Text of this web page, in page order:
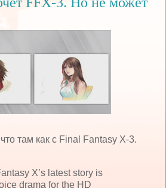
там как с Final Fantasy X-3.
X’s latest story is
drama for the HD